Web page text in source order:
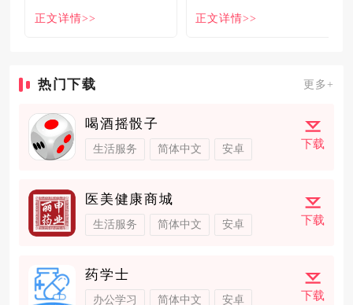
解
正文详情>>
正文详情>>
热门下载 更多+
喝酒摇骰子
生活服务 简体中文 安卓 下载
医美健康商城
生活服务 简体中文 安卓 下载
药学士
办公学习 简体中文 安卓 下载